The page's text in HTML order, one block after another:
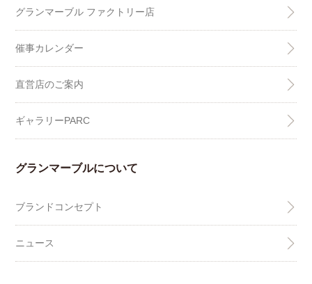
グランマーブル ファクトリー店
催事カレンダー
直営店のご案内
ギャラリーPARC
グランマーブルについて
ブランドコンセプト
ニュース